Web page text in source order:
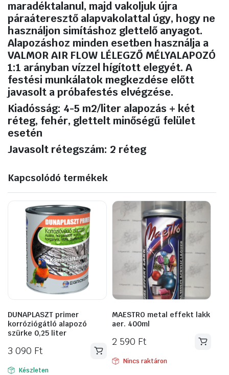
maradéktalanul, majd vakoljuk újra
páraáteresztő alapvakolattal úgy, hogy ne
használjon simításhoz glettelő anyagot.
Alapozáshoz minden esetben használja a
VALMOR AIR FLOW LÉLEGZŐ MÉLYALAPOZÓ
1:1 arányban vízzel hígított elegyét. A
festési munkálatok megkezdése előtt
javasolt a próbafestés elvégzése.
Kiadósság: 4-5 m2/liter alapozás + két
réteg, fehér, glettelt minőségű felület
esetén
Javasolt rétegszám: 2 réteg
Kapcsolódó termékek
DUNAPLASZT primer
korróziógátló alapozó
szürke 0,25 liter
3 090 Ft
Készleten
MAESTRO metal effekt lakk
aer. 400ml
2 590 Ft
Nincs raktáron